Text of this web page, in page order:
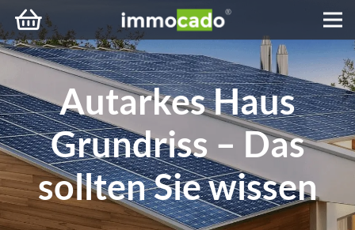
Autarkes Haus
Grundriss – Das
sollten Sie wissen